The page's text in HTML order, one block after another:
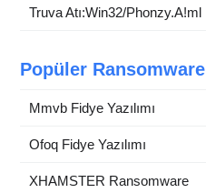
Truva Atı:Win32/Phonzy.A!ml
Popüler Ransomware
Mmvb Fidye Yazılımı
Ofoq Fidye Yazılımı
XHAMSTER Ransomware